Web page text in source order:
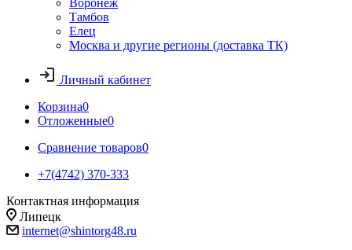
Воронеж
Тамбов
Елец
Москва и другие регионы (доставка ТК)
Личный кабинет
Корзина0
Отложенные0
Сравнение товаров0
+7(4742) 370-333
Контактная информация
Липецк
internet@shintorg48.ru